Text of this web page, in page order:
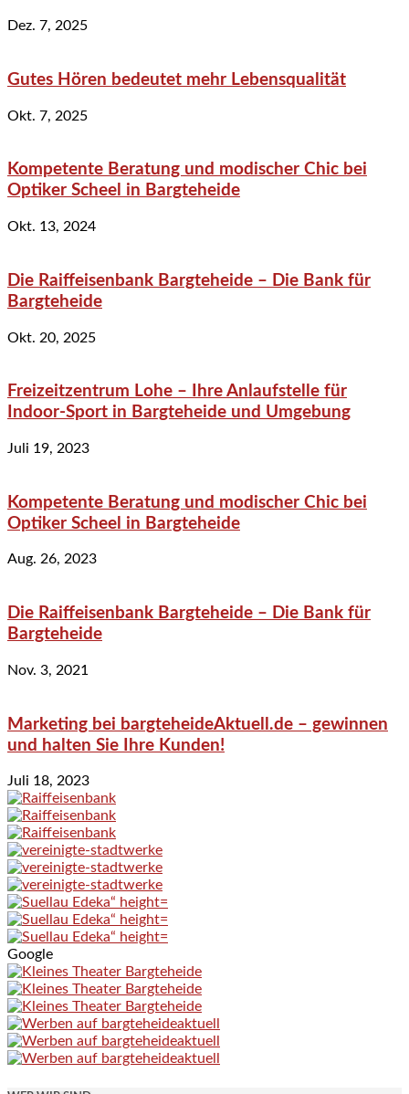
Dez. 7, 2025
Gutes Hören bedeutet mehr Lebensqualität
Okt. 7, 2025
Kompetente Beratung und modischer Chic bei
Optiker Scheel in Bargteheide
Okt. 13, 2024
Die Raiffeisenbank Bargteheide – Die Bank für
Bargteheide
Okt. 20, 2025
Freizeitzentrum Lohe – Ihre Anlaufstelle für
Indoor-Sport in Bargteheide und Umgebung
Juli 19, 2023
Kompetente Beratung und modischer Chic bei
Optiker Scheel in Bargteheide
Aug. 26, 2023
Die Raiffeisenbank Bargteheide – Die Bank für
Bargteheide
Nov. 3, 2021
Marketing bei bargteheideAktuell.de – gewinnen
und halten Sie Ihre Kunden!
Juli 18, 2023
Google